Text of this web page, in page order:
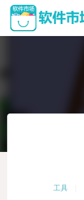
工具